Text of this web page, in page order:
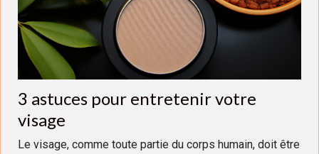
3 astuces pour entretenir votre
visage
Le visage, comme toute partie du corps humain, doit être